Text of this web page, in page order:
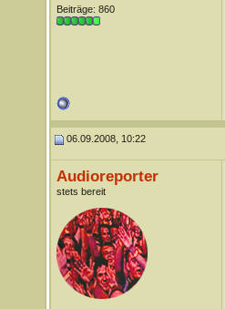
Beiträge: 860
06.09.2008, 10:22
Audioreporter
stets bereit